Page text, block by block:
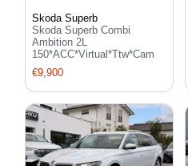
Skoda Superb
Skoda Superb Combi
Ambition 2L
150*ACC*Virtual*Ttw*Cam
€9,900